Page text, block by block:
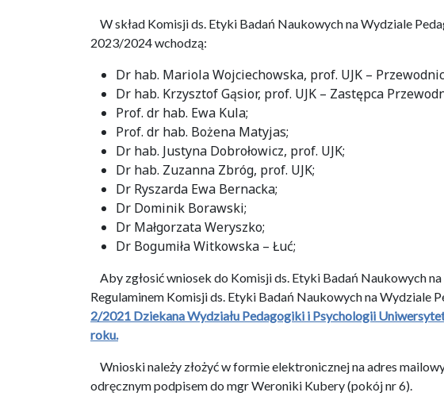
W skład Komisji ds. Etyki Badań Naukowych na Wydziale
2023/2024 wchodzą:
Dr hab. Mariola Wojciechowska, prof. UJK –
Dr hab. Krzysztof Gąsior, prof. UJK – Zastępca
Prof. dr hab. Ewa Kula;
Prof. dr hab. Bożena Matyjas;
Dr hab. Justyna Dobrołowicz, prof. UJK;
Dr hab. Zuzanna Zbróg, prof. UJK;
Dr Ryszarda Ewa Bernacka;
Dr Dominik Borawski;
Dr Małgorzata Weryszko;
Dr Bogumiła Witkowska – Łuć;
Aby zgłosić wniosek do Komisji ds. Etyki Badań Naukowych
Regulaminem Komisji ds. Etyki Badań Naukowych na Wydziale
2/2021 Dziekana Wydziału Pedagogiki i Psychologii
roku.
Wnioski należy złożyć w formie elektronicznej na adres
odręcznym podpisem do mgr Weroniki Kubery (pokój nr 6).